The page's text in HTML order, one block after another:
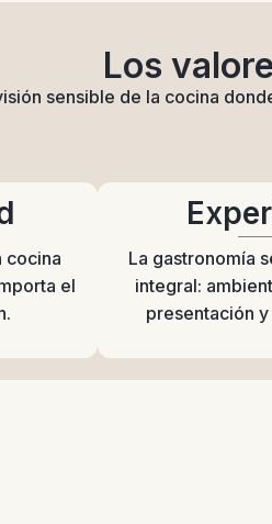
Los
sensible de la cocina
cocina
el
La gastronomía
integral:
presentación